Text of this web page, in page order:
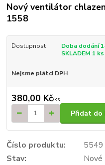
Nový ventilátor
1558
Dostupnost
Doba dodání
SKLADEM 1 ks
Nejsme plátci DPH
380,00 Kč/ks
Přidat do
Číslo produktu:
5549
Stav:
Nové